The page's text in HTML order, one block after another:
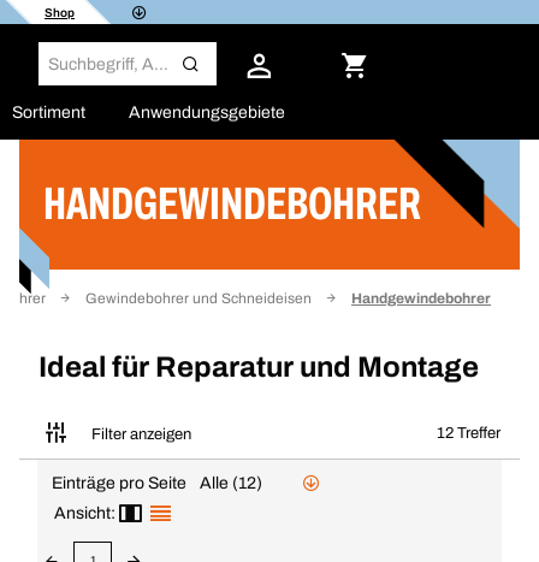
Shop
Sortiment Anwendungsgebiete
HANDGEWINDEBOHRER
Gewindebohrer und Schneideisen Handgewindebohrer
Ideal für Reparatur und Montage
Filter anzeigen 12 Treffer
Filter
Einträge pro Seite
Alle (12)
Ansicht: